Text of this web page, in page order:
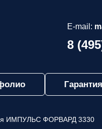
E-mail:
8
ИМПУЛЬС ФОРВАРД 3330